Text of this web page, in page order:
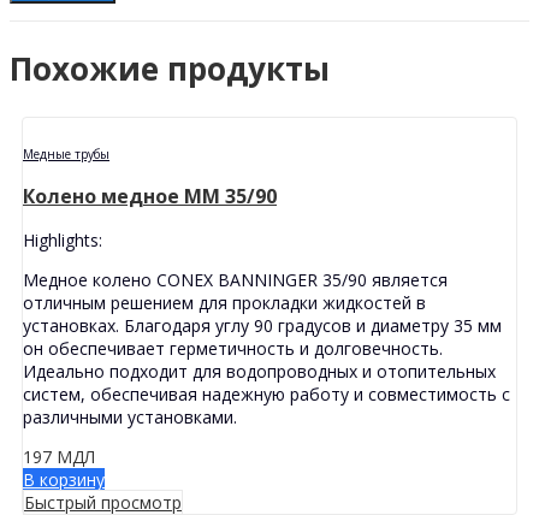
Похожие продукты
Медные трубы
Колено медное MМ 35/90
Highlights:
Медное колено CONEX BANNINGER 35/90 является
отличным решением для прокладки жидкостей в
установках. Благодаря углу 90 градусов и диаметру 35 мм
он обеспечивает герметичность и долговечность.
Идеально подходит для водопроводных и отопительных
систем, обеспечивая надежную работу и совместимость с
различными установками.
197 МДЛ
В корзину
Быстрый просмотр